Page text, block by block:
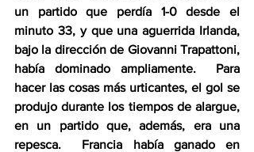
un partido que perdía 1-0 desde el
minuto 33, y que una aguerrida Irlanda,
bajo la dirección de Giovanni Trapattoni,
había dominado ampliamente.  Para
hacer las cosas más urticantes, el gol se
produjo durante los tiempos de alargue,
en un partido que, además, era una
repesca.  Francia había ganado en